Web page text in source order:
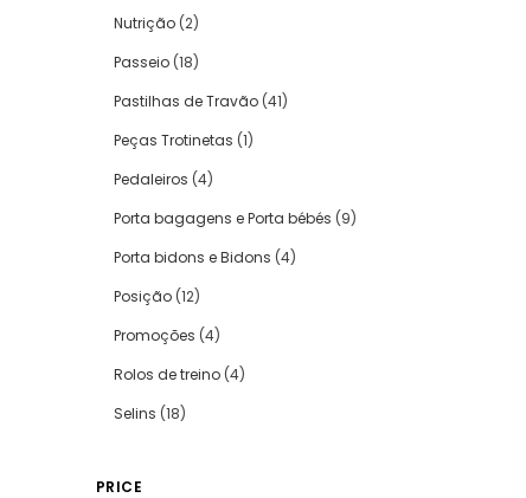
Nutrição (2)
Passeio (18)
Pastilhas de Travão (41)
Peças Trotinetas (1)
Pedaleiros (4)
Porta bagagens e Porta bébés (9)
Porta bidons e Bidons (4)
Posição (12)
Promoções (4)
Rolos de treino (4)
Selins (18)
PRICE